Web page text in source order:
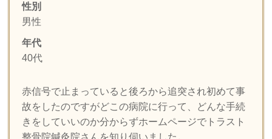
性別
男性
年代
40代
赤信号で止まっていると後ろから追突され初めて事
故をしたのですがどこの病院に行って、どんな手続
きをしていいのか分からずホームページでトラスト
整骨院鍼灸院さんを知り伺いました。